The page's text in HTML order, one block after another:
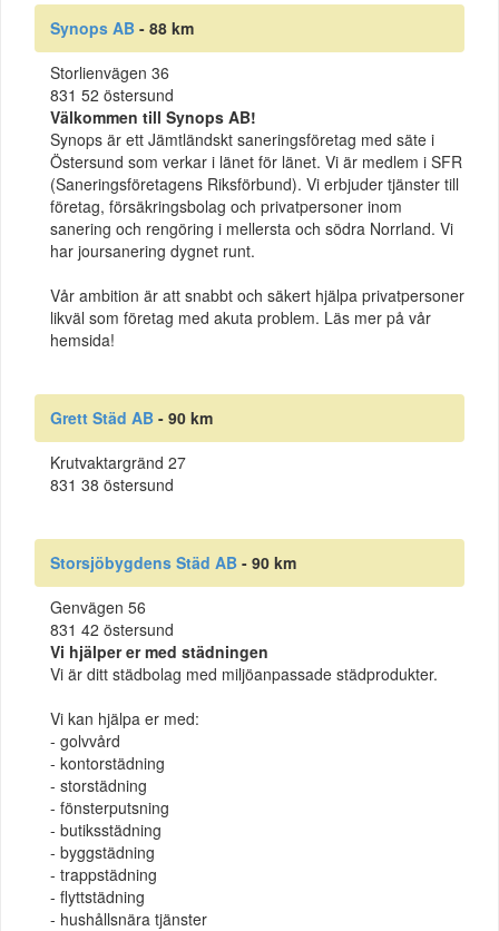
Synops AB - 88 km
Storlienvägen 36
831 52 östersund
Välkommen till Synops AB!
Synops är ett Jämtländskt saneringsföretag med säte i
Östersund som verkar i länet för länet. Vi är medlem i SFR
(Saneringsföretagens Riksförbund). Vi erbjuder tjänster till
företag, försäkringsbolag och privatpersoner inom
sanering och rengöring i mellersta och södra Norrland. Vi
har joursanering dygnet runt.
Vår ambition är att snabbt och säkert hjälpa privatpersoner
likväl som företag med akuta problem. Läs mer på vår
hemsida!
Grett Städ AB - 90 km
Krutvaktargränd 27
831 38 östersund
Storsjöbygdens Städ AB - 90 km
Genvägen 56
831 42 östersund
Vi hjälper er med städningen
Vi är ditt städbolag med miljöanpassade städprodukter.
Vi kan hjälpa er med:
- golvvård
- kontorstädning
- storstädning
- fönsterputsning
- butiksstädning
- byggstädning
- trappstädning
- flyttstädning
- hushållsnära tjänster